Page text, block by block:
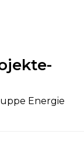
Energie